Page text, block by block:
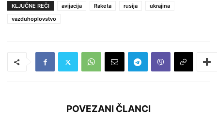
KLJUČNE REČI avijacija Raketa rusija
ukrajina
vazduhoplovstvo
POVEZANI ČLANCI